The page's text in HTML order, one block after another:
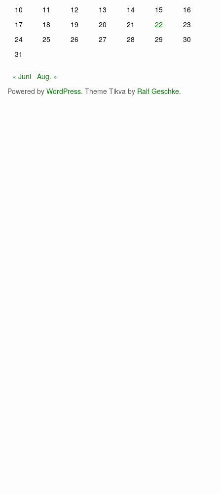
10
11 12 13 14 15
16
17
18 19 20 21 22
23
24
25 26 27 28 29
30
31
« Juni Aug. »
Powered by WordPress. Theme Tikva by Ralf Geschke.